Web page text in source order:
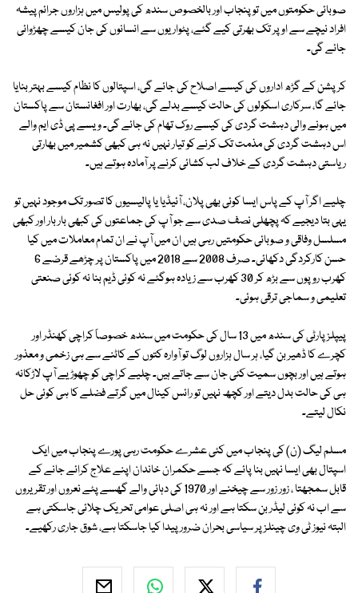
صوبائی حکومتوں میں تو پنجاب اور بالخصوص سندھ کی پولیس میں ہزاروں جرائم پیشہ
افراد نیچے سے اوپر تک بھرتی کیے گئے، پٹواریوں سے انسانوں کی جان کیسے چھڑوائی
جائے گی۔
کرپشن کے گڑھ اداروں کی کیسے اصلاح کی جائے گی، اسپتالوں کا نظام کیسے بہتر بنایا
جائے گا، سرکاری اسکولوں کی حالت کیسے بدلے گی، بھارت اور افغانستان سے پاکستان
میں ہونے والی دہشت گردی کی کیسے روک تھام کی جائے گی۔ ویسے پی ڈی ایم والے
اس دہشت گردی کی مذمت تک کرنے کو تیار نہیں نہ ہی کبھی کشمیر میں بھارتی
ریاستی دہشت گردی کے خلاف لب کشائی کرنے پر آمادہ ہوتے ہیں۔
چلیے اگر آپ کے پاس ایسا کوئی بھی پلان، آئیڈیا یا پالیسیوں کا تصور تک موجود نہیں تو
یہی بتا دیجیے کہ پچھلی نصف صدی سے جو آپ کی جماعتوں کی کبھی بار بار اور کبھی
مسلسل وفاقی و صوبائی حکومتیں رہی ہیں ان میں آپ نے ان تمام معاملات میں کیا
حسن کارکردگی دکھائی۔ صرف 2008 سے 2018 میں پاکستان پر چڑھے قرضے 6
کھرب روپوں سے بڑھ کر 30 کھرب سے زیادہ ہوگئے نہ کوئی ڈیم بنا نہ کوئی صنعتی
تعلیمی و سماجی ترقی ہوئی۔
پیپلز پارٹی کی سندھ میں 13 سال کی حکومت میں سندھ خصوصاً کراچی کھنڈر اور
کچرے کا ڈھیر بن گیا، ہر سال ہزاروں لوگ تو آوارہ کتوں کے کاٹنے سے ہی زخمی و معذور
ہوتے ہیں اور بچوں سمیت کئی جان سے جاتے ہیں۔ چلیے کراچی کو چھوڑیے آپ لاڑکانہ
ہی کی حالت بدل دیتے اور کچھ نہیں تو رائس کینال میں گرتے فضلے کا ہی کوئی حل
نکال لیتے۔
مسلم لیگ (ن) کی پنجاب میں کئی عشرے حکومت رہی پورے پنجاب میں ایک
اسپتال بھی ایسا نہیں بنا پائے کہ جسے حکمران خاندان اپنے علاج کرائے جانے کے
قابل سمجھتا ، زور زور سے چیخنے اور 1970 کی دہائی والے گھسے پٹے نعروں اور تقریروں
سے اب نہ کوئی لیڈر بن سکتا ہے اور نہ ہی اصلی عوامی تحریک چلائی جاسکتی ہے
البتہ نیوز ٹی وی چینلز پر سیاسی بحران ضرور پیدا کیا جاسکتا ہے، شوق جاری رکھیے۔